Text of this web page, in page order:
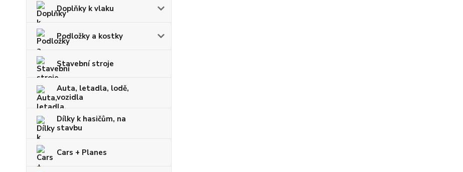
Doplňky k vlaku
Podložky a kostky
Stavební stroje
Auta, letadla, lodě,
vozidla
Dílky k hasičům, na
stavbu
Cars + Planes